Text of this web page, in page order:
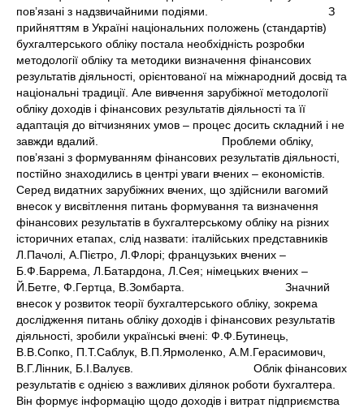
пов’язані з надзвичайними подіями. З
прийняттям в Україні національних положень (стандартів)
бухгалтерського обліку постала необхідність розробки
методології обліку та методики визначення фінансових
результатів діяльності, орієнтованої на міжнародний досвід та
національні традиції. Але вивчення зарубіжної методології
обліку доходів і фінансових результатів діяльності та її
адаптація до вітчизняних умов – процес досить складний і не
завжди вдалий. Проблеми обліку,
пов’язані з формуванням фінансових результатів діяльності,
постійно знаходились в центрі уваги вчених – економістів.
Серед видатних зарубіжних вчених, що здійснили вагомий
внесок у висвітлення питань формування та визначення
фінансових результатів в бухгалтерському обліку на різних
історичних етапах, слід назвати: італійських представників
Л.Пачолі, А.Пієтро, Л.Флорі; французьких вчених –
Б.Ф.Баррема, Л.Батардона, Л.Сея; німецьких вчених –
Й.Бетге, Ф.Гертца, В.Зомбарта. Значний
внесок у розвиток теорії бухгалтерського обліку, зокрема
дослідження питань обліку доходів і фінансових результатів
діяльності, зробили українські вчені: Ф.Ф.Бутинець,
В.В.Сопко, П.Т.Саблук, В.П.Ярмоленко, А.М.Герасимович,
В.Г.Лінник, Б.І.Валуєв. Облік фінансових
результатів є однією з важливих ділянок роботи бухгалтера.
Він формує інформацію щодо доходів і витрат підприємства